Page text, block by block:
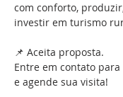
com conforto,
investir em turismo
📌 Aceita proposta.
Entre em contato
e agende sua visita!